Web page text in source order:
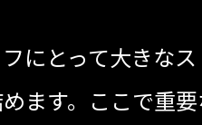
にとって大きな
ます。ここで重